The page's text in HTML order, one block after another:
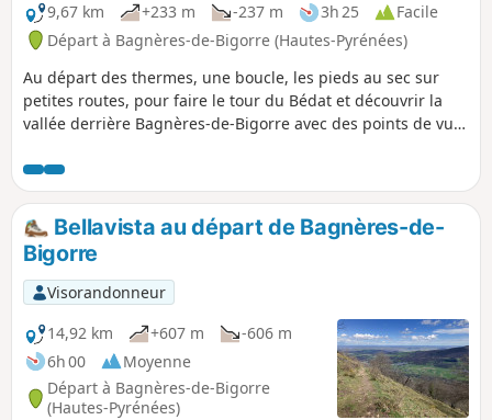
9,67 km
+233 m -237 m 3h 25
Facile
Départ à Bagnères-de-Bigorre (Hautes-Pyrénées)
Au départ des thermes, une boucle, les pieds au sec sur
petites routes, pour faire le tour du Bédat et découvrir la
vallée derrière Bagnères-de-Bigorre avec des points de vue
Pyrénées.
Bellavista au départ de Bagnères-de-
Bigorre
Visorandonneur
14,92 km
+607 m
-606 m
6h 00
Moyenne
Départ à Bagnères-de-Bigorre
(Hautes-Pyrénées)